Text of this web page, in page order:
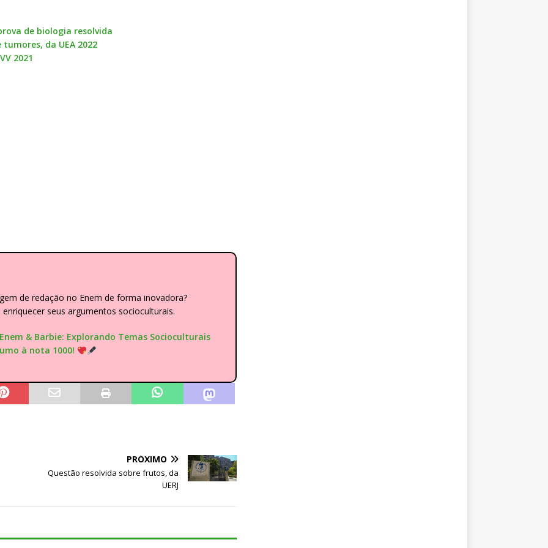
de biologia resolvida
da UEA 2022
2021
de redação no Enem de forma inovadora?
seus argumentos socioculturais.
& Barbie: Explorando Temas Socioculturais
à nota 1000!
PRÓXIMO
Questão resolvida sobre frutos, da
UERJ